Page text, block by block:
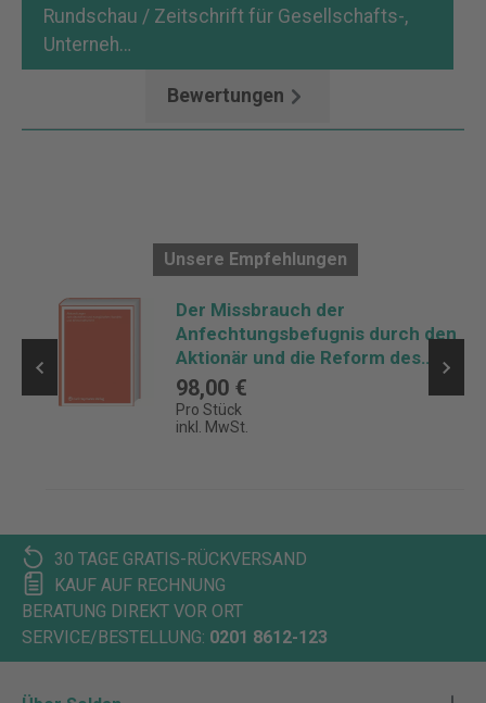
Rundschau / Zeitschrift für Gesellschafts-,
Unterneh…
Bewertungen
Unsere Empfehlungen
Der Missbrauch der
Anfechtungsbefugnis durch den
Aktionär und die Reform des
aktienrechtlichen
Beschlussmängelrechts
98,00 €
Pro Stück
inkl. MwSt.
30 TAGE GRATIS-RÜCKVERSAND
KAUF AUF RECHNUNG
BERATUNG DIREKT VOR ORT
SERVICE/BESTELLUNG: 0201 8612-123